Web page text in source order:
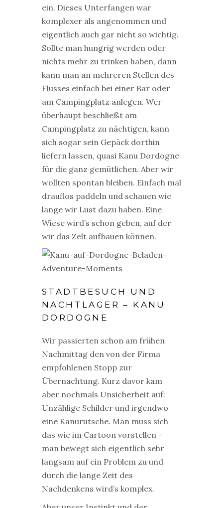
ein. Dieses Unterfangen war
komplexer als angenommen und
eigentlich auch gar nicht so wichtig.
Sollte man hungrig werden oder
nichts mehr zu trinken haben, dann
kann man an mehreren Stellen des
Flusses einfach bei einer Bar oder
am Campingplatz anlegen. Wer
überhaupt beschließt am
Campingplatz zu nächtigen, kann
sich sogar sein Gepäck dorthin
liefern lassen, quasi Kanu Dordogne
für die ganz gemütlichen. Aber wir
wollten spontan bleiben. Einfach mal
drauflos paddeln und schauen wie
lange wir Lust dazu haben. Eine
Wiese wird’s schon geben, auf der
wir das Zelt aufbauen können.
STADTBESUCH UND
NACHTLAGER – KANU
DORDOGNE
Wir passierten schon am frühen
Nachmittag den von der Firma
empfohlenen Stopp zur
Übernachtung. Kurz davor kam
aber nochmals Unsicherheit auf:
Unzählige Schilder und irgendwo
eine Kanurutsche. Man muss sich
das wie im Cartoon vorstellen –
man bewegt sich eigentlich sehr
langsam auf ein Problem zu und
durch die lange Zeit des
Nachdenkens wird’s komplex.